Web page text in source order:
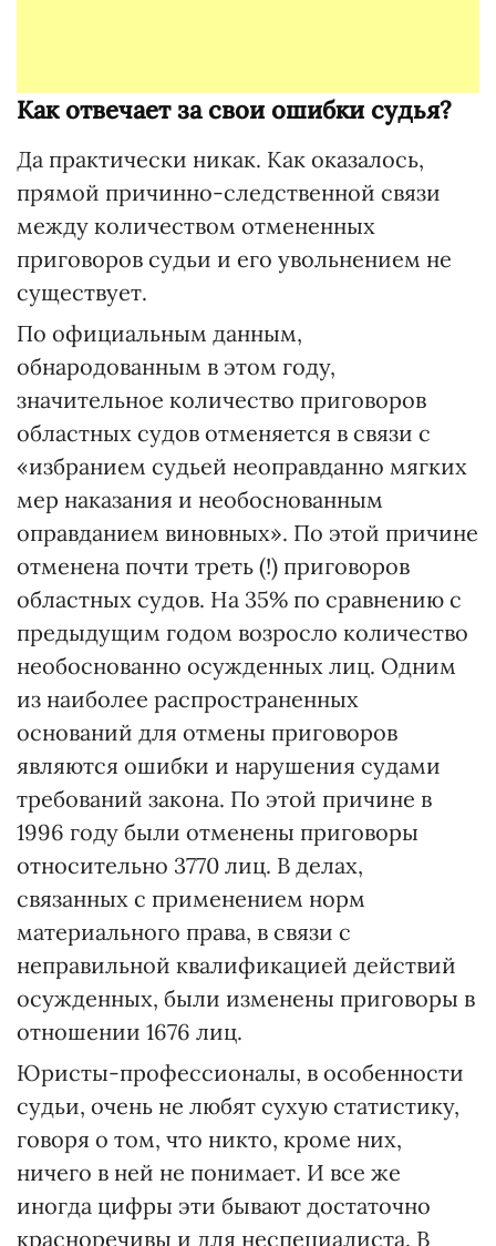
Как отвечает за свои ошибки судья?
Да практически никак. Как оказалось,
прямой причинно-следственной связи
между количеством отмененных
приговоров судьи и его увольнением не
существует.
По официальным данным,
обнародованным в этом году,
значительное количество приговоров
областных судов отменяется в связи с
«избранием судьей неоправданно мягких
мер наказания и необоснованным
оправданием виновных». По этой причине
отменена почти треть (!) приговоров
областных судов. На 35% по сравнению с
предыдущим годом возросло количество
необоснованно осужденных лиц. Одним
из наиболее распространенных
оснований для отмены приговоров
являются ошибки и нарушения судами
требований закона. По этой причине в
1996 году были отменены приговоры
относительно 3770 лиц. В делах,
связанных с применением норм
материального права, в связи с
неправильной квалификацией действий
осужденных, были изменены приговоры в
отношении 1676 лиц.
Юристы-профессионалы, в особенности
судьи, очень не любят сухую статистику,
говоря о том, что никто, кроме них,
ничего в ней не понимает. И все же
иногда цифры эти бывают достаточно
красноречивы и для неспециалиста. В